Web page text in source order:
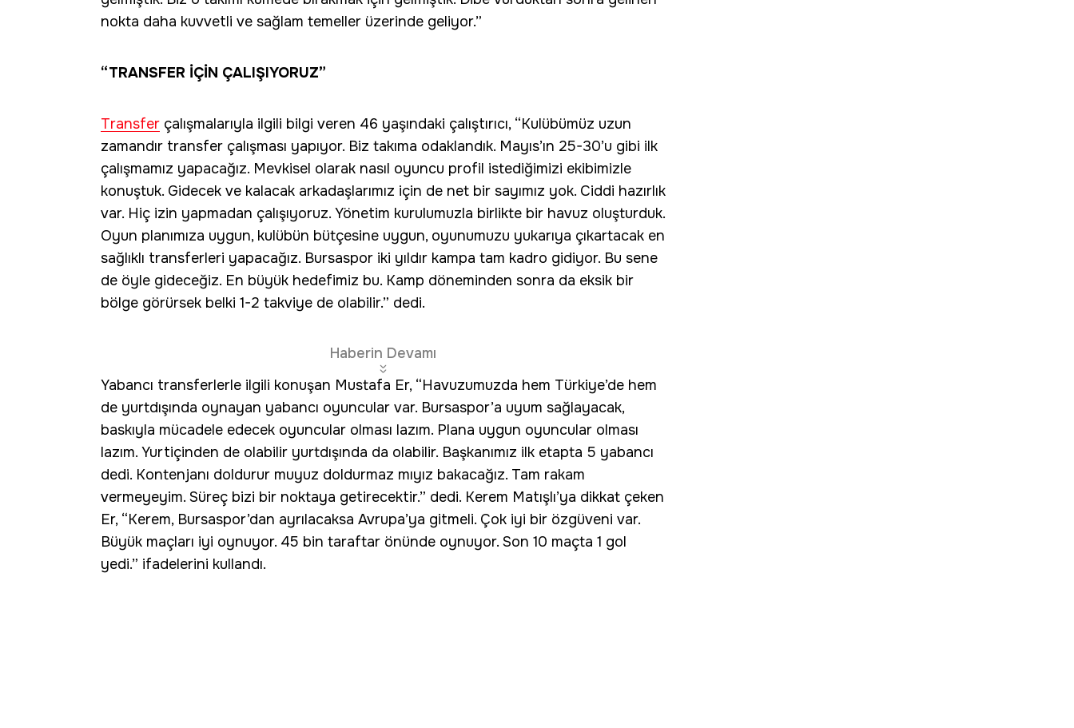
nokta daha kuvvetli ve sağlam temeller üzerinde geliyor.”
“TRANSFER İÇİN ÇALIŞIYORUZ”
Transfer çalışmalarıyla ilgili bilgi veren 46 yaşındaki çalıştırıcı, “Kulübümüz uzun
zamandır transfer çalışması yapıyor. Biz takıma odaklandık. Mayıs’ın 25-30’u gibi ilk
çalışmamız yapacağız. Mevkisel olarak nasıl oyuncu profil istediğimizi ekibimizle
konuştuk. Gidecek ve kalacak arkadaşlarımız için de net bir sayımız yok. Ciddi hazırlık
var. Hiç izin yapmadan çalışıyoruz. Yönetim kurulumuzla birlikte bir havuz oluşturduk.
Oyun planımıza uygun, kulübün bütçesine uygun, oyunumuzu yukarıya çıkartacak en
sağlıklı transferleri yapacağız. Bursaspor iki yıldır kampa tam kadro gidiyor. Bu sene
de öyle gideceğiz. En büyük hedefimiz bu. Kamp döneminden sonra da eksik bir
bölge görürsek belki 1-2 takviye de olabilir.” dedi.
Haberin Devamı
Yabancı transferlerle ilgili konuşan Mustafa Er, “Havuzumuzda hem Türkiye’de hem
de yurtdışında oynayan yabancı oyuncular var. Bursaspor’a uyum sağlayacak,
baskıyla mücadele edecek oyuncular olması lazım. Plana uygun oyuncular olması
lazım. Yurtiçinden de olabilir yurtdışında da olabilir. Başkanımız ilk etapta 5 yabancı
dedi. Kontenjanı doldurur muyuz doldurmaz mıyız bakacağız. Tam rakam
vermeyeyim. Süreç bizi bir noktaya getirecektir.” dedi. Kerem Matışlı’ya dikkat çeken
Er, “Kerem, Bursaspor’dan ayrılacaksa Avrupa’ya gitmeli. Çok iyi bir özgüveni var.
Büyük maçları iyi oynuyor. 45 bin taraftar önünde oynuyor. Son 10 maçta 1 gol
yedi.” ifadelerini kullandı.